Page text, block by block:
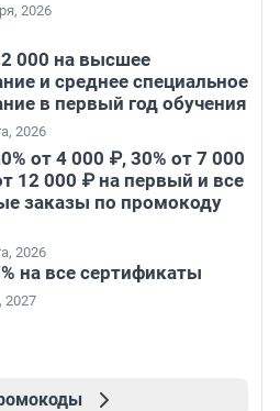
2026
000 на высшее
и среднее специальное
в первый год обучения
2026
от 4 000 ₽, 30% от 7 000
12 000 ₽ на первый и все
заказы по промокоду
2026
на все сертификаты
2027